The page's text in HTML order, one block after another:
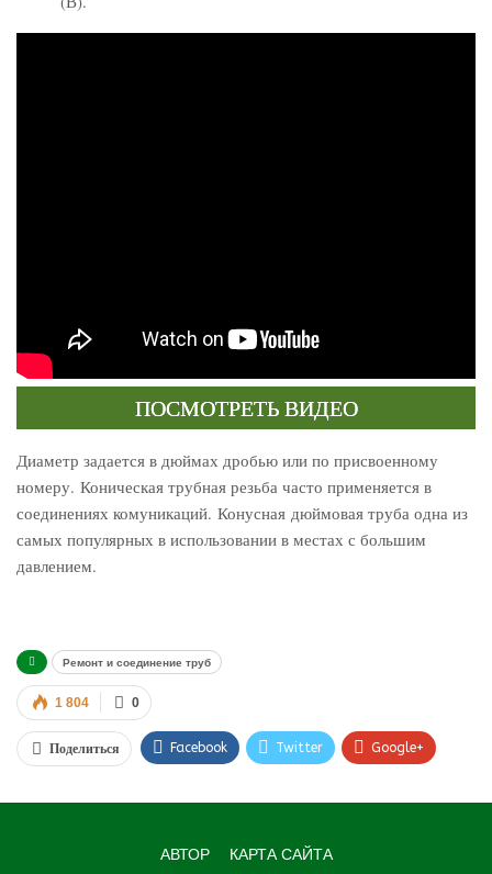
ПОСМОТРЕТЬ ВИДЕО
Диаметр задается в дюймах дробью или по присвоенному
номеру. Коническая трубная резьба часто применяется в
соединениях комуникаций. Конусная дюймовая труба одна из
самых популярных в использовании в местах с большим
давлением.
Ремонт и соединение труб
0
1 804
Поделиться Facebook Twitter Google+
АВТОР КАРТА САЙТА